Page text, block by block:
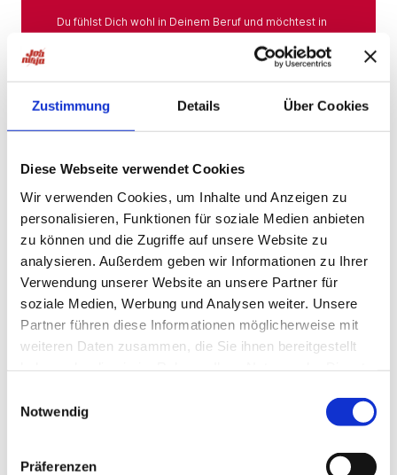
Zustimmung Details Über Cookies
Diese Webseite verwendet Cookies
Wir verwenden Cookies, um Inhalte und Anzeigen zu
personalisieren, Funktionen für soziale Medien anbieten
zu können und die Zugriffe auf unsere Website zu
analysieren. Außerdem geben wir Informationen zu Ihrer
Verwendung unserer Website an unsere Partner für
soziale Medien, Werbung und Analysen weiter. Unsere
Partner führen diese Informationen möglicherweise mit
weiteren Daten zusammen, die Sie ihnen bereitgestellt
Notwendig
Präferenzen
Du fühlst Dich wohl in Deinem Beruf und möchtest in
Mehr
Jobs in der Nähe!
Auf unserer Plattform findest Du eine große Auswahl
an Stellenangeboten, die nach Städten sortiert sind,
suchen kannst. Egal, ob Du eine neue
Herausforderung suchst, einen beruflichen Wechsel
planst oder einfach eine Stelle in Deinem aktuellen